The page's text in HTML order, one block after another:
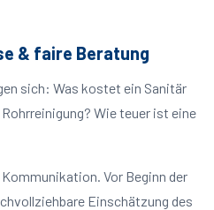
& faire Beratung
sich: Was kostet ein Sanitär
Wie teuer ist eine
Vor Beginn der
Einschätzung des